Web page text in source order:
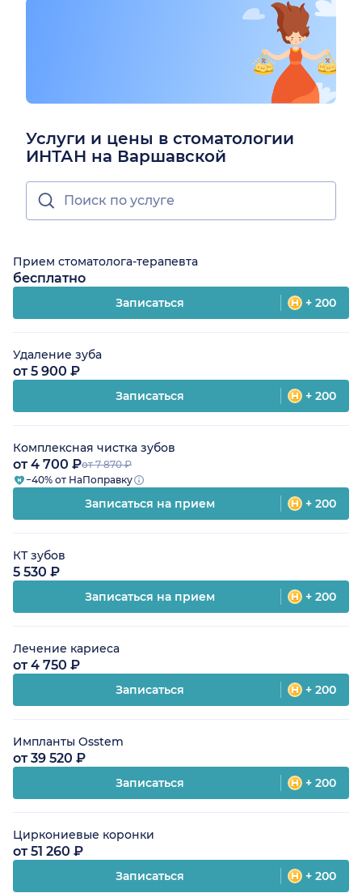
Услуги и цены в стоматологии
ИНТАН на Варшавской
Прием стоматолога-терапевта
бесплатно
Записаться + 200
Удаление зуба
от 5 900 ₽
Записаться + 200
Комплексная чистка зубов
от 4 700 ₽от 7 870 ₽
−40% от НаПоправку
Записаться на прием + 200
КТ зубов
5 530 ₽
Записаться на прием + 200
Лечение кариеса
от 4 750 ₽
Записаться + 200
Импланты Osstem
от 39 520 ₽
Записаться + 200
Циркониевые коронки
от 51 260 ₽
Записаться + 200